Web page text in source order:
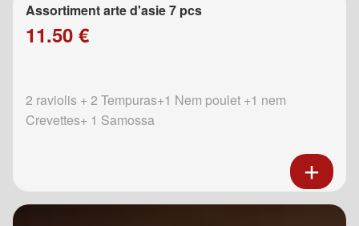
Assortiment arte d'asie 7 pcs
11.50 €
2 raviolis + 2 Tempuras+1 Nem poulet +1 nem
Crevettes+ 1 Samossa